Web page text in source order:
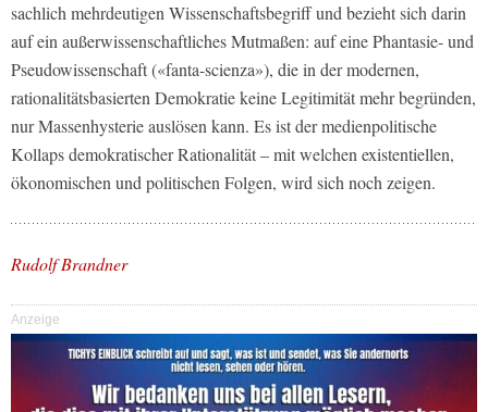
sachlich mehrdeutigen Wissenschaftsbe­griff und bezieht sich darin
auf ein außerwissenschaftliches Mutmaßen: auf eine Phantasie- und
Pseudowissenschaft («fanta-scienza»), die in der modernen,
rationalitätsbasierten Demokratie keine Legitimität mehr begründen,
nur Massenhysterie auslösen kann. Es ist der medienpolitische
Kollaps demokratischer Rationalität – mit welchen existentiellen,
ökonomischen und politischen Folgen, wird sich noch zeigen.
Rudolf Brandner
Anzeige